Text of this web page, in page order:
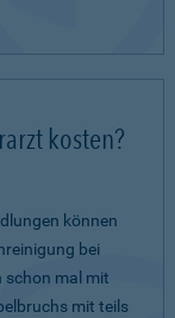
kosten?
können
bei
schon mal mit
mit teils